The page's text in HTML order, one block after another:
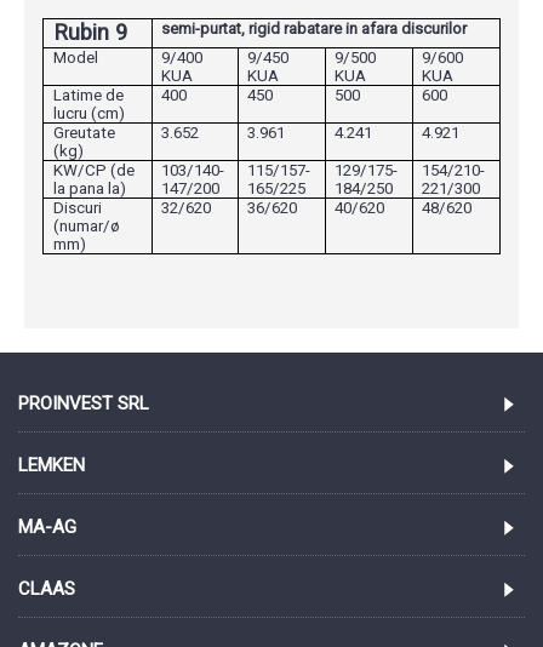
Rubin 9
semi-purtat, rigid rabatare in afara discurilor
Model
9/400
KUA
9/450
KUA
9/500
KUA
9/600
KUA
Latime de
lucru (cm)
400 450 500 600
Greutate
(kg)
3.652 3.961 4.241 4.921
KW/CP (de
la pana la)
103/140-
147/200
115/157-
165/225
129/175-
184/250
154/210-
221/300
Discuri
(numar/ø
mm)
32/620 36/620 40/620 48/620
PROINVEST SRL
LEMKEN
MA-AG
CLAAS